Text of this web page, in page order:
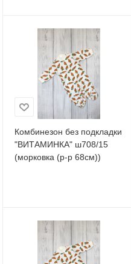
Комбинезон без подкладки
"ВИТАМИНКА" ш708/15
(морковка (р-р 68см))